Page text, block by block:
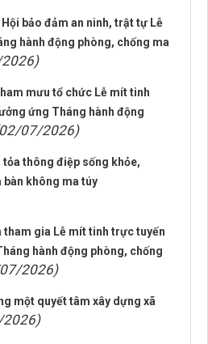
bảo đảm an ninh, trật tự Lễ
hành động phòng, chống ma
mưu tổ chức Lễ mít tinh
ứng Tháng hành động
07/2026)
tỏa thông điệp sống khỏe,
bàn không ma túy
tham gia Lễ mít tinh trực tuyến
hành động phòng, chống
2026)
một quyết tâm xây dựng xã